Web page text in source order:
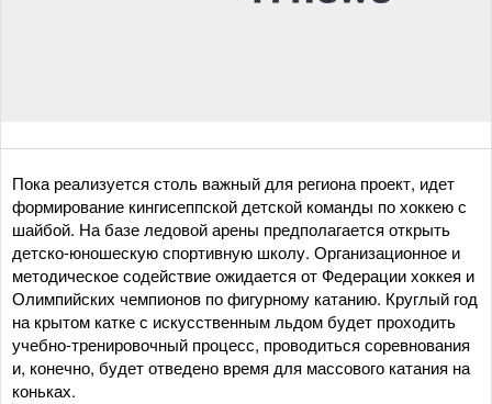
Пока реализуется столь важный для региона проект, идет
формирование кингисеппской детской команды по хоккею с
шайбой. На базе ледовой арены предполагается открыть
детско-юношескую спортивную школу. Организационное и
методическое содействие ожидается от Федерации хоккея и
Олимпийских чемпионов по фигурному катанию. Круглый год
на крытом катке с искусственным льдом будет проходить
учебно-тренировочный процесс, проводиться соревнования
и, конечно, будет отведено время для массового катания на
коньках.